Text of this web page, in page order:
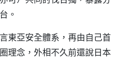
。
東亞安全體系，再由自己首
理念，外相不久前還說日本